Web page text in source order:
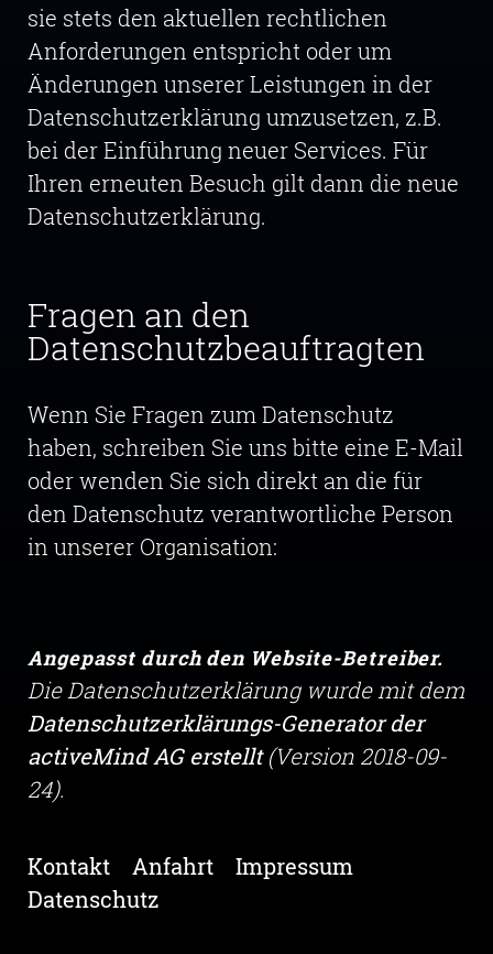
sie stets den aktuellen rechtlichen
Anforderungen entspricht oder um
Änderungen unserer Leistungen in der
Datenschutzerklärung umzusetzen, z.B.
bei der Einführung neuer Services. Für
Ihren erneuten Besuch gilt dann die neue
Datenschutzerklärung.
Fragen an den
Datenschutzbeauftragten
Wenn Sie Fragen zum Datenschutz
haben, schreiben Sie uns bitte eine E-Mail
oder wenden Sie sich direkt an die für
den Datenschutz verantwortliche Person
in unserer Organisation:
Angepasst durch den Website-Betreiber.
Die Datenschutzerklärung wurde mit dem
Datenschutzerklärungs-Generator der
activeMind AG erstellt(Version 2018-09-
24).
Kontakt Anfahrt
Impressum
Datenschutz